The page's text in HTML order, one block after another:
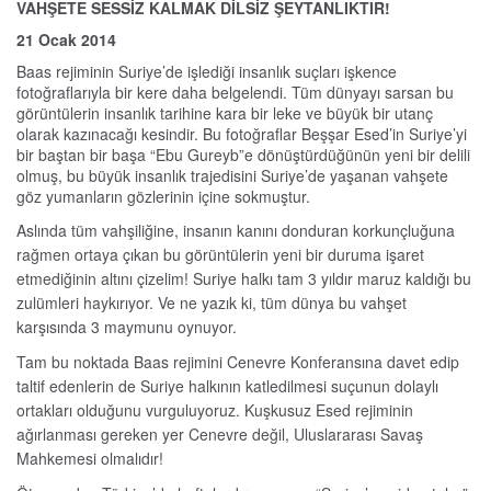
VAHŞETE SESSİZ KALMAK DİLSİZ ŞEYTANLIKTIR!
21 Ocak 2014
Baas rejiminin Suriye’de işlediği insanlık suçları işkence
fotoğraflarıyla bir kere daha belgelendi. Tüm dünyayı sarsan bu
görüntülerin insanlık tarihine kara bir leke ve büyük bir utanç
olarak kazınacağı kesindir. Bu fotoğraflar Beşşar Esed’in Suriye’yi
bir baştan bir başa “Ebu Gureyb”e dönüştürdüğünün yeni bir delili
olmuş, bu büyük insanlık trajedisini Suriye’de yaşanan vahşete
göz yumanların gözlerinin içine sokmuştur.
Aslında tüm vahşiliğine, insanın kanını donduran korkunçluğuna
rağmen ortaya çıkan bu görüntülerin yeni bir duruma işaret
etmediğinin altını çizelim! Suriye halkı tam 3 yıldır maruz kaldığı bu
zulümleri haykırıyor. Ve ne yazık ki, tüm dünya bu vahşet
karşısında 3 maymunu oynuyor.
Tam bu noktada Baas rejimini Cenevre Konferansına davet edip
taltif edenlerin de Suriye halkının katledilmesi suçunun dolaylı
ortakları olduğunu vurguluyoruz. Kuşkusuz Esed rejiminin
ağırlanması gereken yer Cenevre değil, Uluslararası Savaş
Mahkemesi olmalıdır!